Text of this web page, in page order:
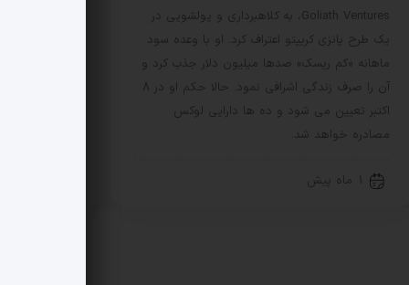
Goliath Ventures، به کلاهبرداری و پولشویی در
یک طرح پانزی کریپتو اعتراف کرد. او با وعده سود
ماهانه «کم ریسک» صدها میلیون دلار جذب کرد و
آن را صرف زندگی اشرافی نمود. حالا حکم او در 8
اکتبر تعیین می شود و ده ها دارایی لوکس
مصادره خواهد شد.
1 ماه پیش